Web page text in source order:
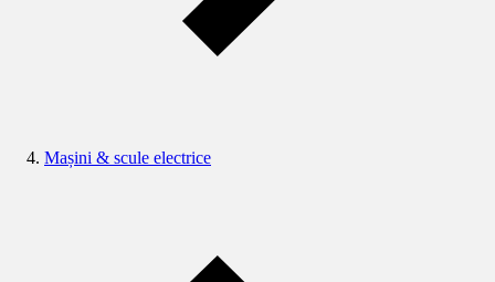
Mașini & scule electrice